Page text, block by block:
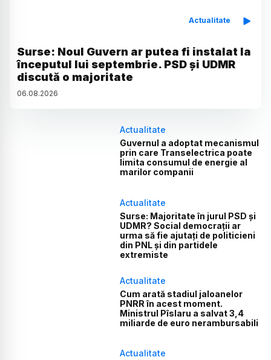
Actualitate
Surse: Noul Guvern ar putea fi instalat la
începutul lui septembrie. PSD și UDMR
discută o majoritate
06.08.2026
Actualitate
Guvernul a adoptat mecanismul
prin care Transelectrica poate
limita consumul de energie al
marilor companii
Actualitate
Surse: Majoritate în jurul PSD și
UDMR? Social democrații ar
urma să fie ajutați de politicieni
din PNL și din partidele
extremiste
Actualitate
Cum arată stadiul jaloanelor
PNRR în acest moment.
Ministrul Pîslaru a salvat 3,4
miliarde de euro nerambursabili
Actualitate